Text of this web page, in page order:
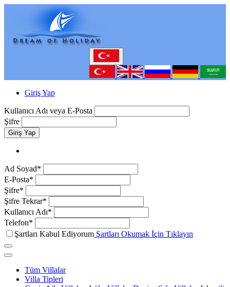
Giriş Yap
Kullanıcı Adı veya E-Posta
Şifre
Giriş Yap
Ad Soyad*
E-Posta*
Şifre*
Şifre Tekrar*
Kullanıcı Adı*
Telefon*
Şartları Kabul Ediyorum Şartları Okumak İçin Tıklayın
Tüm Villalar
Villa Tipleri